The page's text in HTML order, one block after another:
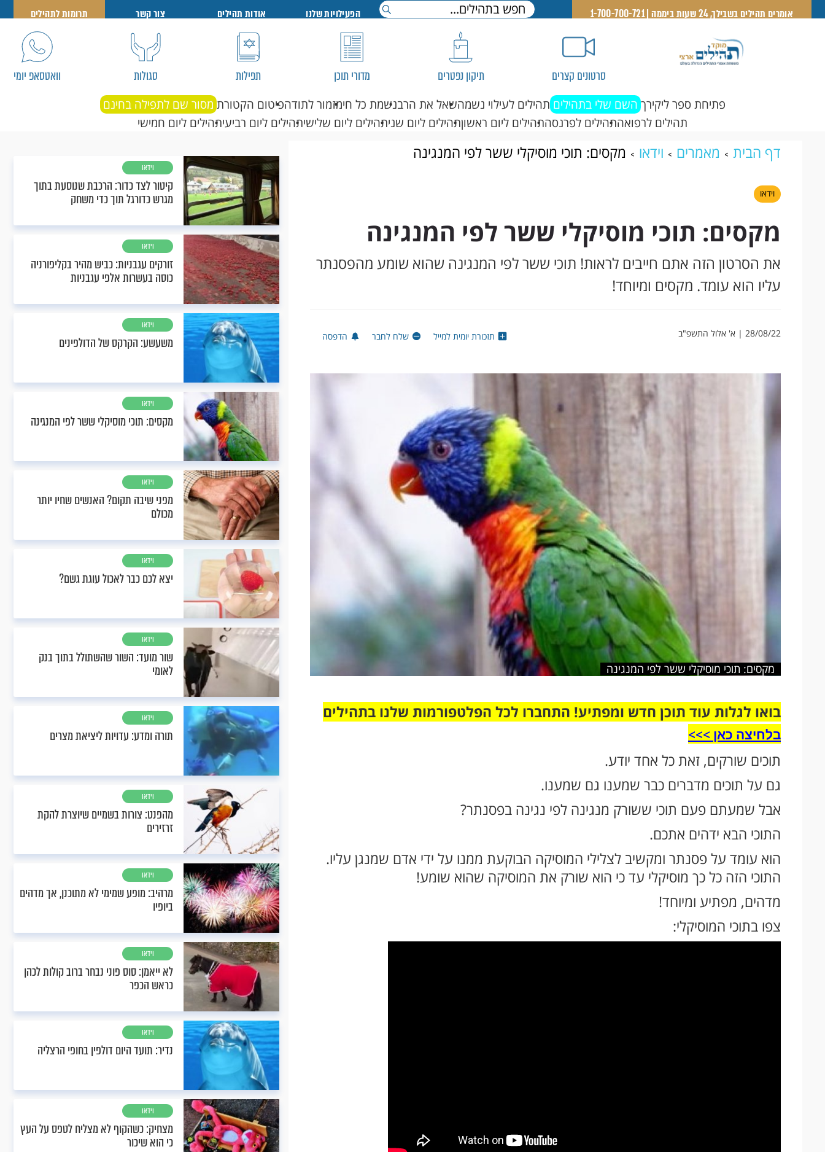
אומרים תהילים בשבילך, 24 שעות ביממה | 1-700-700-721 הפעילויות שלנו אודות תהילים צור קשר תרומות לתהילים
סרטונים קצרים תיקון נפטרים מדורי תוכן תפילות סגולות וואטסאפ יומי
פתיחת ספר ליקירך השם שלי בתהילים תהילים לעילוי נשמהשאל את הרבנשמת כל חימזמור לתודהפיטום הקטורת מסור שם לתפילה בחינם
תהילים לרפואהתהילים לפרנסהתהילים ליום ראשוןתהילים ליום שניתהילים ליום שלישיתהילים ליום רביעיתהילים ליום חמישי
דף הבית מאמרים וידאו מקסים: תוכי מוסיקלי ששר לפי המנגינה
וידאו
מקסים: תוכי מוסיקלי ששר לפי המנגינה
את הסרטון הזה אתם חייבים לראות! תוכי ששר לפי המנגינה שהוא שומע מהפסנתר
עליו הוא עומד. מקסים ומיוחד!
28/08/22 | א' אלול התשפ"ב תזכורת יומית למייל שלח לחבר הדפסה
מקסים: תוכי מוסיקלי ששר לפי המנגינה
בואו לגלות עוד תוכן חדש ומפתיע! התחברו לכל הפלטפורמות שלנו בתהילים
בלחיצה כאן >>>​
תוכים שורקים, זאת כל אחד יודע.
גם על תוכים מדברים כבר שמענו גם שמענו.
אבל שמעתם פעם תוכי ששורק מנגינה לפי נגינה בפסנתר?
התוכי הבא ידהים אתכם.
הוא עומד על פסנתר ומקשיב לצלילי המוסיקה הבוקעת ממנו על ידי אדם שמנגן עליו.
התוכי הזה כל כך מוסיקלי עד כי הוא שורק את המוסיקה שהוא שומע!
מדהים, מפתיע ומיוחד!
צפו בתוכי המוסיקלי:
וידאו
קיטור לצד כדור: הרכבת שנוסעת בתוך
מגרש כדורגל תוך כדי משחק
וידאו
זורקים עגבניות: כביש מהיר בקליפורניה
כוסה בעשרות אלפי עגבניות
וידאו
משעשע: הקרקס של הדולפינים
וידאו
מקסים: תוכי מוסיקלי ששר לפי המנגינה
וידאו
מפני שיבה תקום? האנשים שחיו יותר
מכולם
וידאו
יצא לכם כבר לאכול עוגת גשם?
וידאו
שור מועד: השור שהשתולל בתוך בנק
לאומי
וידאו
תורה ומדע: עדויות ליציאת מצרים
וידאו
מהפנט: צורות בשמיים שיוצרת להקת
זרזירים
וידאו
מרהיב: מופע שמימי לא מתוכנן, אך מדהים
ביופיו
וידאו
לא ייאמן: סוס פוני נבחר ברוב קולות לכהן
כראש הכפר
וידאו
נדיר: תועד היום דולפין בחופי הרצליה
וידאו
מצחיק: כשהקוף לא מצליח לטפס על העץ
כי הוא שיכור